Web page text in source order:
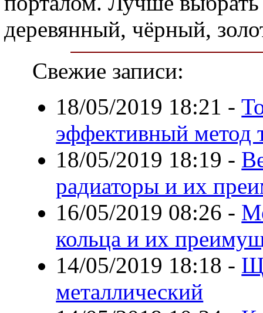
деревянный, чёрный,
Свежие записи:
18/05/2019 18:21 -
эффективный метод
18/05/2019 18:19 -
радиаторы и их
16/05/2019 08:26 -
кольца и их
14/05/2019 18:18 -
металлический